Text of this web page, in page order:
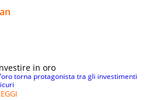
in oro
torna protagonista tra gli investimenti